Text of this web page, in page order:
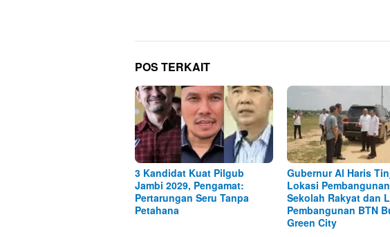
POS TERKAIT
3 Kandidat Kuat Pilgub
Jambi 2029, Pengamat:
Pertarungan Seru Tanpa
Petahana
Gubernur Al Haris
Lokasi Pembangunan
Sekolah Rakyat dan
Pembangunan BTN
Green City